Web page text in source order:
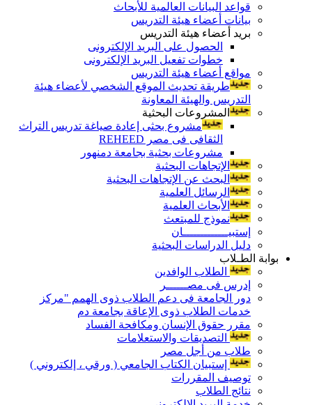
قواعد البيانات العالمية للأبحاث
بيانات أعضاء هيئة التدريس
بريد أعضاء هيئة التدريس
الحصول على البريد الإلكترونى
خطوات تفعيل البريد الإلكترونى
مواقع أعضاء هيئة التدريس
طريقة تحديث الموقع الشخصي لأعضاء هيئة
التدريس والهيئة المعاونة
المشروعات البحثية
مشروع بحثى إعادة صياغة تدريس التراث
الثقافى فى مصر REHEED
مشروعات بحثية بجامعة دمنهور
الإتجاهات البحثية
البحث عن الإتجاهات البحثية
الرسائل العلمية
الأبحاث العلمية
نموذج للمبتعث
إستبيـــــــــــــان
دليل الدراسات البحثية
بوابة الطـلاب
الطلاب الوافدين
إدرس فى مصــــــر
دور الجامعة فى دعم الطلاب ذوى الهمم "مركز
خدمات الطلاب ذوى الإعاقة بجامعة دم
مقرر حقوق الإنسان ومكافحة الفساد
التصديقات والاستعلامات
طلاب من أجل مصر
إستبيان الكتاب الجامعي ( ورقي ، إلكتروني )
توصيف المقررات
نتائج الطلاب